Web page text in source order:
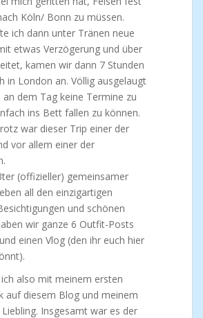
Köln/ Bonn zu müssen.
ich dann unter Tränen neue
etwas Verzögerung und über
kamen wir dann 7 Stunden
in London an. Völlig ausgelaugt
an dem Tag keine Termine zu
ins Bett fallen zu können.
war dieser Trip einer der
vor allem einer der
(offizieller) gemeinsamer
all den einzigartigen
und schönen
wir ganze 6 Outfit-Posts
einen Vlog (den ihr euch hier
also mit meinem ersten
auf diesem Blog und meinem
Insgesamt war es der